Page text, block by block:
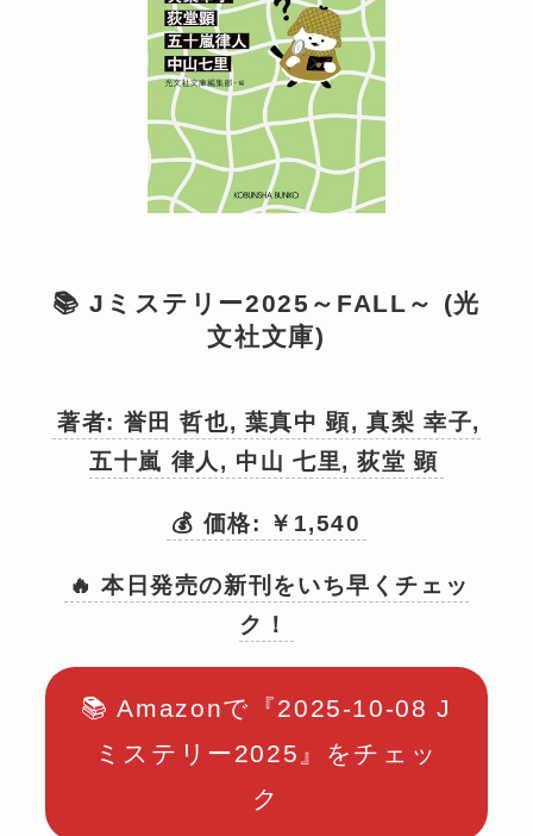
📚 Jミステリー2025～FALL～ (光
文社文庫)
著者: 誉田 哲也, 葉真中 顕, 真梨 幸子,
五十嵐 律人, 中山 七里, 荻堂 顕
💰 価格: ￥1,540
🔥 本日発売の新刊をいち早くチェッ
ク！
📚 Amazonで『2025-10-08 J
ミステリー2025』をチェッ
ク